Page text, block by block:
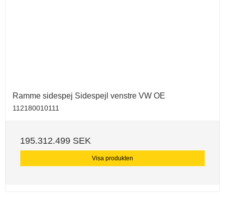
Ramme sidespej Sidespejl venstre VW OE
112180010111
195.312.499 SEK
Visa produkten